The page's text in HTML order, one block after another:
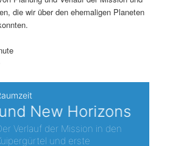
die wir über den ehemaligen Planeten